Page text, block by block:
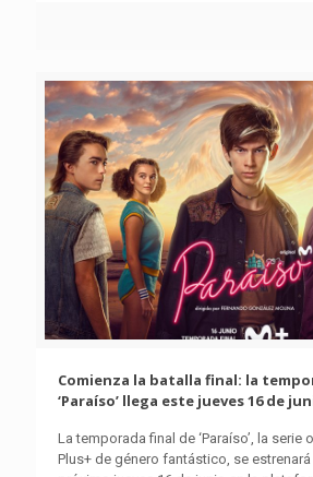
Comienza la batalla final: la
‘Paraíso’ llega este jueves 16 de
La temporada final de ‘Paraíso’, la serie
Plus+ de género fantástico, se